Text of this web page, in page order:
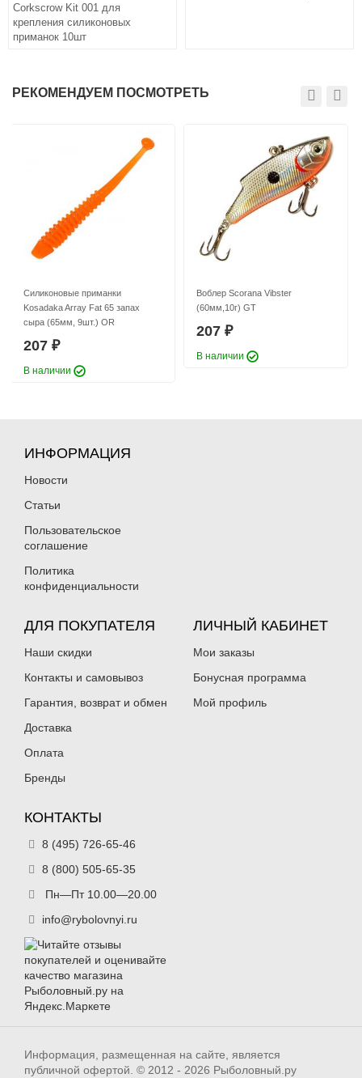
Corkscrow Kit 001 для
крепления силиконовых
приманок 10шт
РЕКОМЕНДУЕМ ПОСМОТРЕТЬ
Силиконовые приманки
Kosadaka Array Fat 65 запах
сыра (65мм, 9шт.) OR
207 ₽
В наличии
Воблер Scorana Vibster
(60мм,10г) GT
207 ₽
В наличии
ИНФОРМАЦИЯ
Новости
Статьи
Пользовательское
соглашение
Политика
конфиденциальности
ДЛЯ ПОКУПАТЕЛЯ
Наши скидки
Контакты и самовывоз
Гарантия, возврат и обмен
Доставка
Оплата
Бренды
ЛИЧНЫЙ КАБИНЕТ
Мои заказы
Бонусная программа
Мой профиль
КОНТАКТЫ
8 (495) 726-65-46
8 (800) 505-65-35
Пн—Пт 10.00—20.00
info@rybolovnyi.ru
Информация, размещенная на сайте, является
публичной офертой. © 2012 - 2026 Рыболовный.ру